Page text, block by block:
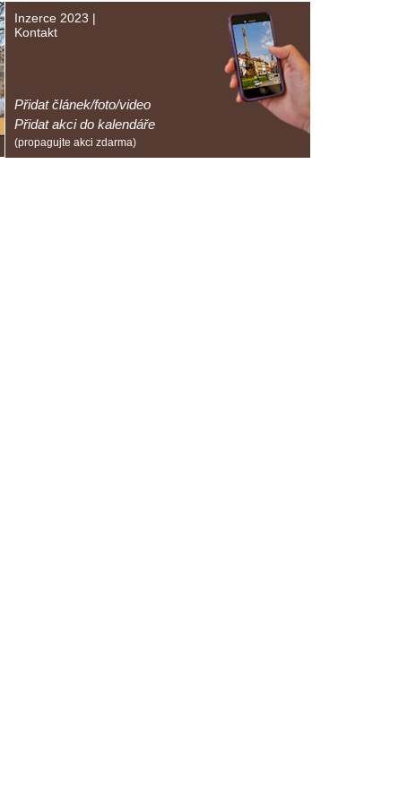
Inzerce 2023 |
Kontakt
Přidat článek/foto/video
Přidat akci do kalendáře
(propagujte akci zdarma)